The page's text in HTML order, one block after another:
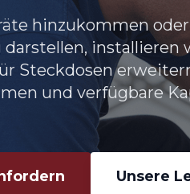
hinzukommen
darstellen,
Steckdosen
und verfügbare
Unsere